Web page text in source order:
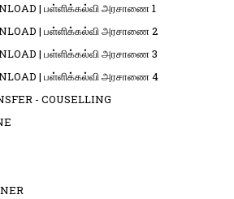
| பள்ளிக்கல்வி அரசாணை 1
| பள்ளிக்கல்வி அரசாணை 2
| பள்ளிக்கல்வி அரசாணை 3
| பள்ளிக்கல்வி அரசாணை 4
- COUSELLING